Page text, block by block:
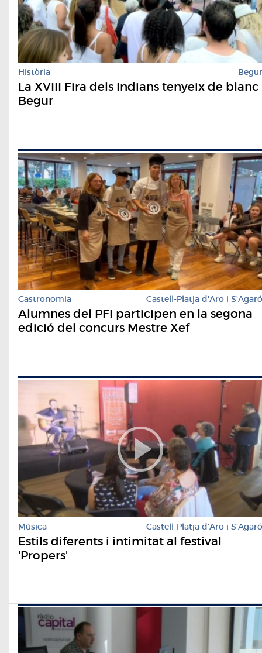
Història Begur
La XVIII Fira dels Indians tenyeix de blanc
Begur
Gastronomia Castell-Platja d'Aro i S'Agaró
Alumnes del PFI participen en la segona
edició del concurs Mestre Xef
Música Castell-Platja d'Aro i S'Agaró
Estils diferents i intimitat al festival
'Propers'